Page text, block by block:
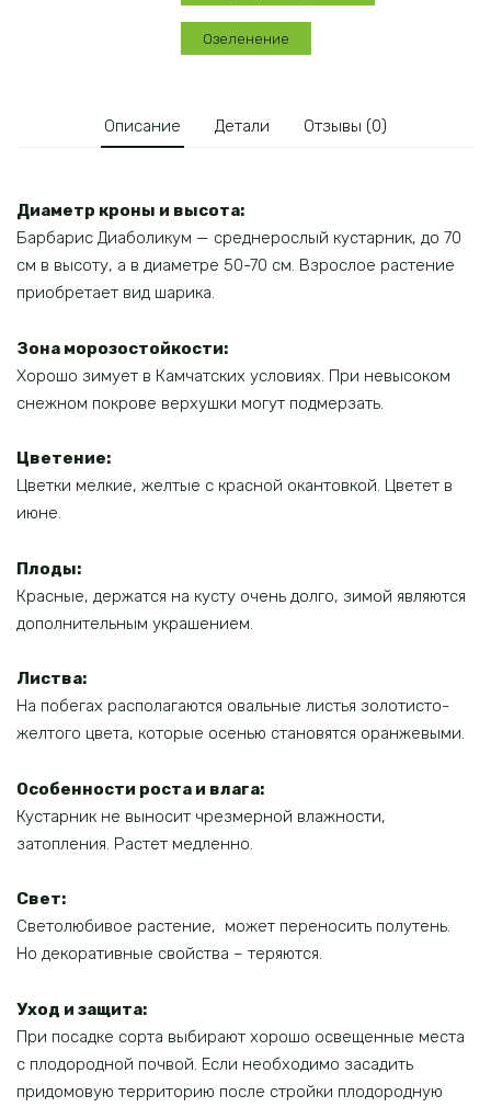
Озеленение
Описание Детали Отзывы (0)
Диаметр кроны и высота:
Барбарис Диаболикум — среднерослый кустарник, до 70
см в высоту, а в диаметре 50-70 см. Взрослое растение
приобретает вид шарика.
Зона морозостойкости:
Хорошо зимует в Камчатских условиях. При невысоком
снежном покрове верхушки могут подмерзать.
Цветение:
Цветки мелкие, желтые с красной окантовкой. Цветет в
июне.
Плоды:
Красные, держатся на кусту очень долго, зимой являются
дополнительным украшением.
Листва:
На побегах располагаются овальные листья золотисто-
желтого цвета, которые осенью становятся оранжевыми.
Особенности роста и влага:
Кустарник не выносит чрезмерной влажности,
затопления. Растет медленно.
Свет:
Светолюбивое растение, может переносить полутень.
Но декоративные свойства – теряются.
Уход и защита:
При посадке сорта выбирают хорошо освещенные места
с плодородной почвой. Если необходимо засадить
придомовую территорию после стройки плодородную